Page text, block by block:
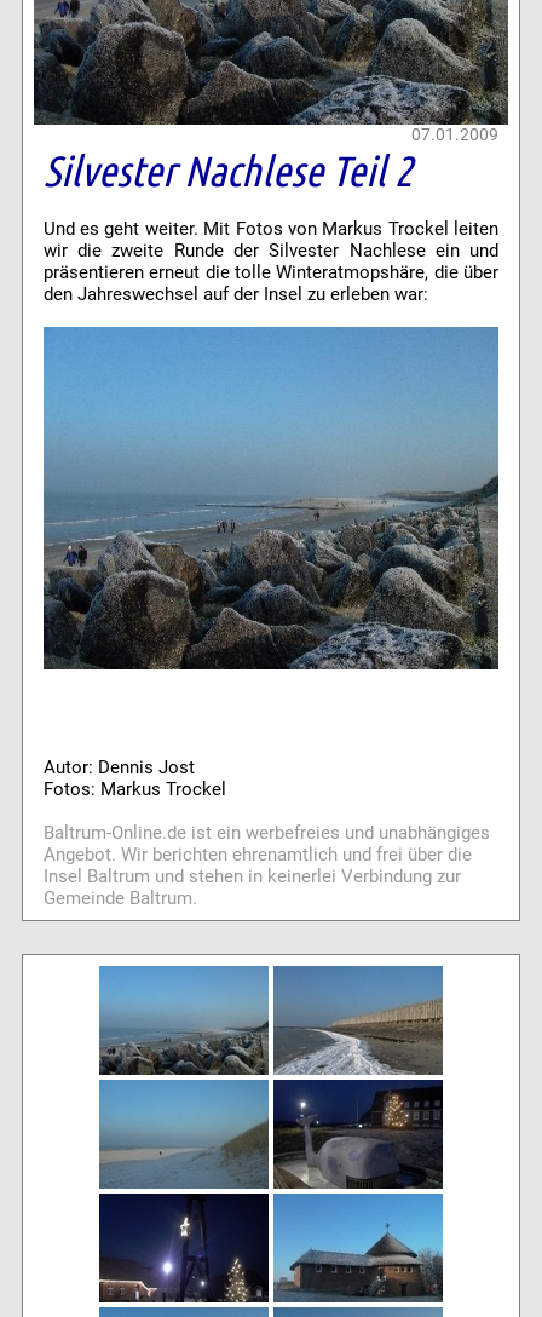
07.01.2009
Silvester Nachlese Teil 2
Und es geht weiter. Mit Fotos von Markus Trockel leiten
wir die zweite Runde der Silvester Nachlese ein und
präsentieren erneut die tolle Winteratmopshäre, die über
den Jahreswechsel auf der Insel zu erleben war:
Autor: Dennis Jost
Fotos: Markus Trockel
Baltrum-Online.de ist ein werbefreies und unabhängiges
Angebot. Wir berichten ehrenamtlich und frei über die
Insel Baltrum und stehen in keinerlei Verbindung zur
Gemeinde Baltrum.